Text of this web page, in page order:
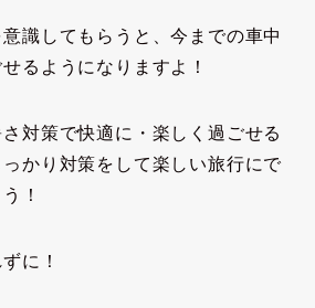
識してもらうと、今までの車中
るようになりますよ！
対策で快適に・楽しく過ごせる
かり対策をして楽しい旅行にで
！
に！